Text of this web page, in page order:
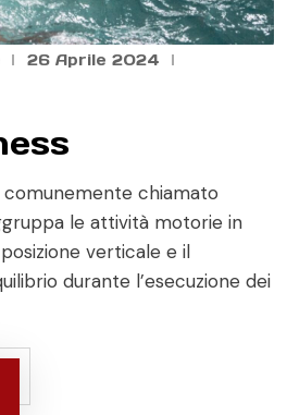
26 Aprile 2024
comunemente chiamato
le attività motorie in
verticale e il
durante l’esecuzione dei